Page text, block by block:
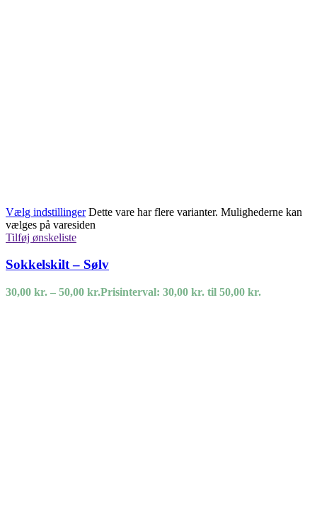
Vælg indstillinger Dette vare har flere varianter. Mulighederne kan
vælges på varesiden
Tilføj ønskeliste
Sokkelskilt – Sølv
30,00 kr. – 50,00 kr.Prisinterval: 30,00 kr. til 50,00 kr.